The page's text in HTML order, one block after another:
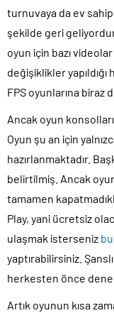
turnuvaya da ev
şekilde geri
oyun için bazı
değişiklikler
FPS oyunlarına biraz
Ancak oyun
Oyun şu an için
hazırlanmaktadır.
belirtilmiş. Ancak
tamamen
Play, yani ücretsiz
ulaşmak isterseniz
yaptırabilirsiniz.
herkesten önce
Artık oyunun kısa